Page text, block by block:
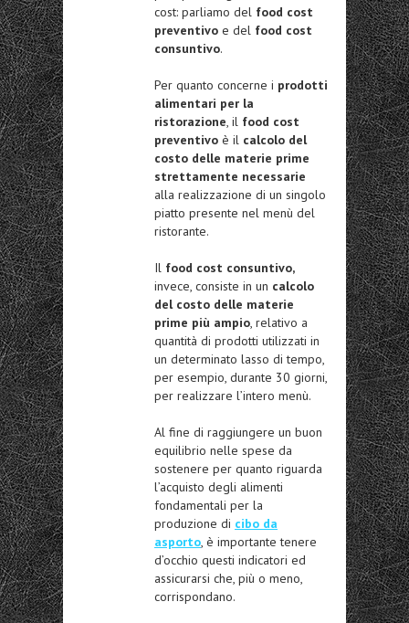
cost: parliamo del food cost
preventivo e del food cost
consuntivo.
Per quanto concerne i prodotti
alimentari per la
ristorazione , il food cost
preventivo è il calcolo del
costo delle materie prime
strettamente necessarie
alla realizzazione di un singolo
piatto presente nel menù del
ristorante.
Il food cost consuntivo,
invece, consiste in un calcolo
del costo delle materie
prime più ampio , relativo a
quantità di prodotti utilizzati in
un determinato lasso di tempo,
per esempio, durante 30 giorni,
per realizzare l’intero menù.
Al fine di raggiungere un buon
equilibrio nelle spese da
sostenere per quanto riguarda
l’acquisto degli alimenti
fondamentali per la
produzione di cibo da
asporto , è importante tenere
d’occhio questi indicatori ed
assicurarsi che, più o meno,
corrispondano.